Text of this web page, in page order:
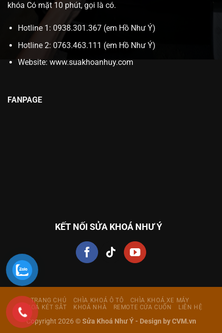
khóa Có mặt 10 phút, gọi là có.
Hotline 1: 0938.301.367 (em Hồ Như Ý)
Hotline 2: 0763.463.111 (em Hồ Như Ý)
Website: www.suakhoanhuy.com
FANPAGE
KẾT NỐI SỬA KHOÁ NHƯ Ý
TRANG CHỦ CHÌA KHOÁ Ô TÔ
CHÌA KHOÁ XE MÁY
KHOÁ KÉT SẮT
KHOÁ NHÀ REMOTE CỬA CUỐN LIÊN HỆ
Copyright 2026 ©Sửa Khoá Như Ý - Design by CVM.vn